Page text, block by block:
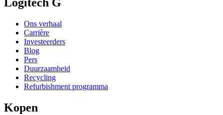
Logitech G
Ons verhaal
Carrière
Investeerders
Blog
Pers
Duurzaamheid
Recycling
Refurbishment programma
Kopen